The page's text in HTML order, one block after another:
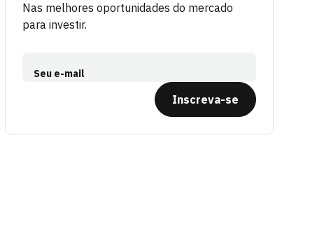
Nas melhores oportunidades do mercado
para investir.
Seu e-mail
Inscreva-se